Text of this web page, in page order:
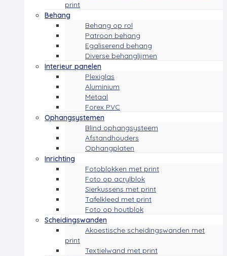
print
Behang
Behang op rol
Patroon behang
Egaliserend behang
Diverse behanglijmen
Interieur panelen
Plexiglas
Aluminium
Metaal
Forex PVC
Ophangsystemen
Blind ophangsysteem
Afstandhouders
Ophangplaten
Inrichting
Fotoblokken met print
Foto op acrylblok
Sierkussens met print
Tafelkleed met print
Foto op houtblok
Scheidingswanden
Akoestische scheidingswanden met
print
Textielwand met print